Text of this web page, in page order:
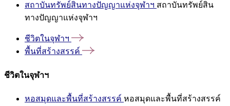
สถาบันทรัพย์สินทางปัญญาแห่งจุฬาฯ สถาบันทรัพย์สิน
ทางปัญญาแห่งจุฬาฯ
ชีวิตในจุฬาฯ
พื้นที่สร้างสรรค์
ชีวิตในจุฬาฯ
หอสมุดและพื้นที่สร้างสรรค์ หอสมุดและพื้นที่สร้างสรรค์